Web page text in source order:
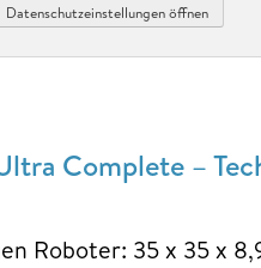
Datenschutzeinstellungen öffnen
Complete –
Roboter: 35 x 35 x